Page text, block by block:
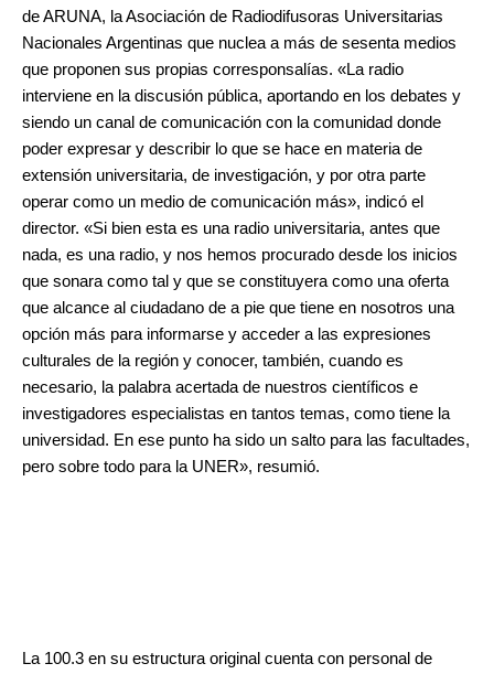
de ARUNA, la Asociación de Radiodifusoras Universitarias
Nacionales Argentinas que nuclea a más de sesenta medios
que proponen sus propias corresponsalías. «La radio
interviene en la discusión pública, aportando en los debates y
siendo un canal de comunicación con la comunidad donde
poder expresar y describir lo que se hace en materia de
extensión universitaria, de investigación, y por otra parte
operar como un medio de comunicación más», indicó el
director. «Si bien esta es una radio universitaria, antes que
nada, es una radio, y nos hemos procurado desde los inicios
que sonara como tal y que se constituyera como una oferta
que alcance al ciudadano de a pie que tiene en nosotros una
opción más para informarse y acceder a las expresiones
culturales de la región y conocer, también, cuando es
necesario, la palabra acertada de nuestros científicos e
investigadores especialistas en tantos temas, como tiene la
universidad. En ese punto ha sido un salto para las facultades,
pero sobre todo para la UNER», resumió.
La 100.3 en su estructura original cuenta con personal de